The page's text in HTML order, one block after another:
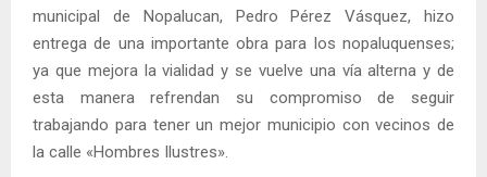
municipal de Nopalucan, Pedro Pérez Vásquez, hizo
entrega de una importante obra para los nopaluquenses;
ya que mejora la vialidad y se vuelve una vía alterna y de
esta manera refrendan su compromiso de seguir
trabajando para tener un mejor municipio con vecinos de
la calle «Hombres Ilustres».